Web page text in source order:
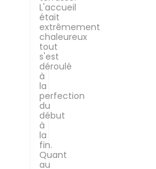
L'accueil
était
extrêmement
chaleureux
tout
s'est
déroulé
à
la
perfection
du
début
à
la
fin.
Quant
au